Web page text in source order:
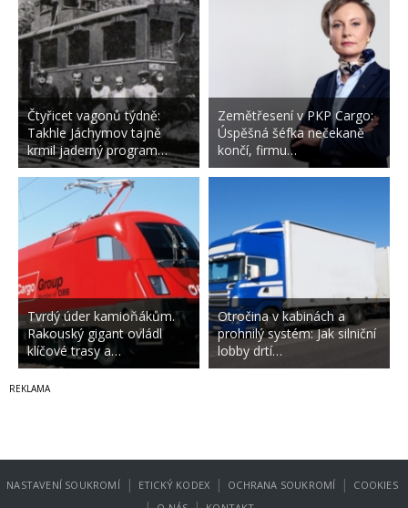
Čtyřicet vagonů týdně:
Takhle Jáchymov tajně
krmil jaderný program…
Tvrdý úder kamioňákům.
Rakouský gigant ovládl
klíčové trasy a…
Zemětřesení v PKP Cargo:
Úspěšná šéfka nečekaně
končí, firmu…
Otročina v kabinách a
prohnilý systém: Jak silniční
lobby drtí…
NASTAVENÍ SOUKROMÍ | ETICKÝ KODEX | OCHRANA SOUKROMÍ | COOKIES